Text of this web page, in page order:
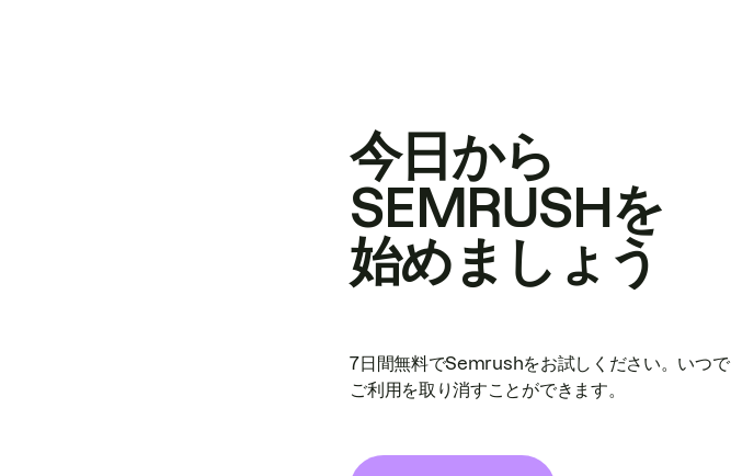
今日から
SEMRUSHを
始めましょう
7日間無料でSemrushをお試しください。いつ
ご利用を取り消すことができます。